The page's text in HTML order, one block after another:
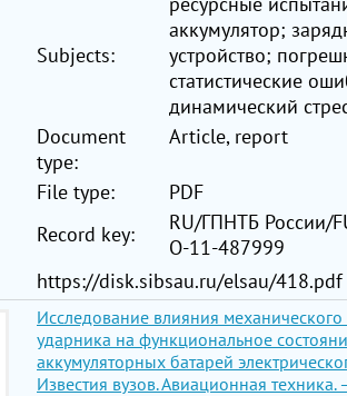
Subjects:
аккумулятор;
устройство;
статистические
динамический
Document
type:
Article, report
File type:
PDF
Record key:
RU/ГПНТБ России/
О-11-487999
https://disk.sibsau.ru/elsau/418.pdf
Исследование влияния механического
ударника на функциональное
аккумуляторных батарей
Известия вузов. Авиационная техника.